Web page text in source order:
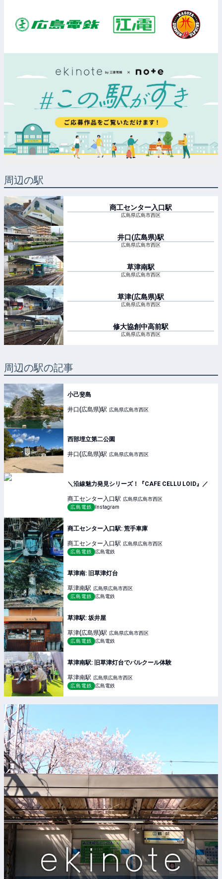
周辺の駅
商工センター入口駅
広島県広島市西区
井口(広島県)駅
広島県広島市西区
草津南駅
広島県広島市西区
草津(広島県)駅
広島県広島市西区
修大協創中高前駅
広島県広島市西区
周辺の駅の記事
小己斐島
井口(広島県)駅 広島県広島市西区
西部埋立第二公園
井口(広島県)駅 広島県広島市西区
＼沿線魅力発見シリーズ！『CAFE CELLU LOID』／
商工センター入口駅 広島県広島市西区
広島電鉄
Instagram
商工センター入口駅: 荒手車庫
商工センター入口駅 広島県広島市西区
広島電鉄
広島電鉄
草津南: 旧草津灯台
草津南駅 広島県広島市西区
広島電鉄
広島電鉄
草津駅: 坂井屋
草津(広島県)駅 広島県広島市西区
広島電鉄
広島電鉄
草津南駅: 旧草津灯台でパルクール体験
草津南駅 広島県広島市西区
広島電鉄
広島電鉄